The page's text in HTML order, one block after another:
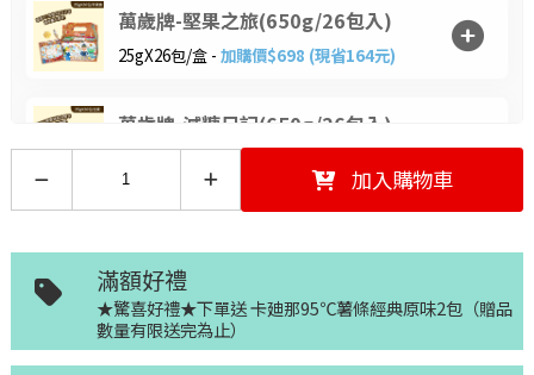
萬歲牌-堅果之旅(650g/26包入)
25gX26包/盒 - 加購價$698 (現省164元)
萬歲牌-減糖日記(650g/26包入)
加購價$698 (現省164元)
加入購物車
滿額好禮
★驚喜好禮★下單送 卡廸那95℃薯條經典原味2包（贈品
數量有限送完為止）